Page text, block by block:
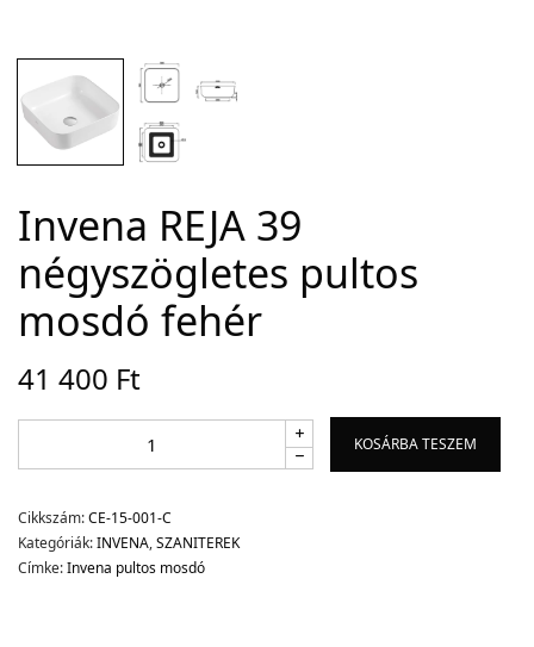
Invena REJA 39
négyszögletes pultos
mosdó fehér
41 400 Ft
KOSÁRBA TESZEM
Cikkszám:CE-15-001-C
Kategóriák:INVENA,SZANITEREK
Címke:Invena pultos mosdó
Adatvédelem
Garancia érvényesítése
Szállítási információk
Copyright © 2021Premium WordPress Themes. All rights reserved.